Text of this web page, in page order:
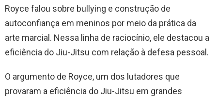
Royce falou sobre bullying e construção de
autoconfiança em meninos por meio da prática da
arte marcial. Nessa linha de raciocínio, ele destacou a
eficiência do Jiu-Jitsu com relação à defesa pessoal.
O argumento de Royce, um dos lutadores que
provaram a eficiência do Jiu-Jitsu em grandes